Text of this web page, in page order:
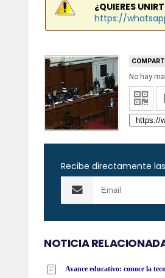
¿QUIERES
https://
No hay
Recibe directamente
NOTICIA
Avance educativo: conoce la